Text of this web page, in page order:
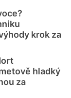
krok za
hladký
za